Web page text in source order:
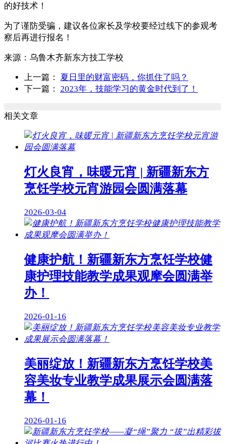
的好技术！
为了谨防受骗，建议各位家长及学校要经过线下的参观考
察后再进行报名！
来源： 乌鲁木齐新东方技工学校
上一篇： 夏日里的财富密码，你抓住了吗？
下一篇： 2023年，技能学习的黄金时代到了！
相关文章
灯火良宵，味暖元宵 | 新疆新东方
烹饪学校元宵游园会圆满落幕
2026-03-04
健康护航！新疆新东方烹饪学校健
康护理技能教学成果观摩会圆满举
办！
2026-01-16
美丽绽放！新疆新东方烹饪学校美
容美妆专业教学成果展示会圆满落
幕！
2026-01-16